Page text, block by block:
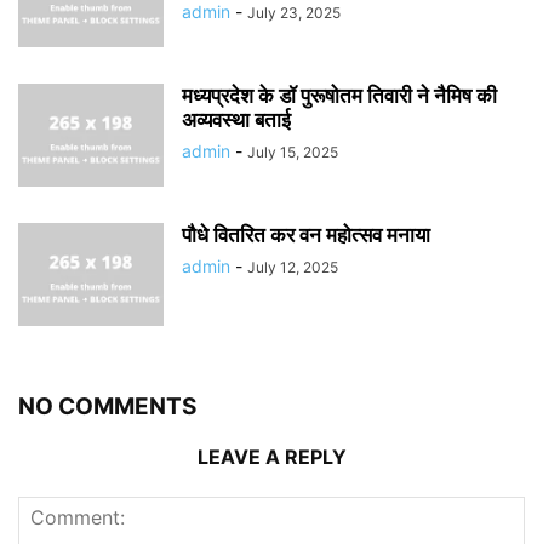
admin - July 23, 2025
मध्यप्रदेश के डॉ पुरूषोतम तिवारी ने नैमिष की
अव्यवस्था बताई
admin - July 15, 2025
पौधे वितरित कर वन महोत्सव मनाया
admin - July 12, 2025
NO COMMENTS
LEAVE A REPLY